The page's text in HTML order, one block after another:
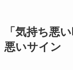
「気持ち悪
悪いサイン